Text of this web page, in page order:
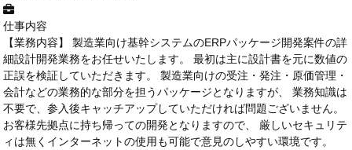
仕事内容
【業務内容】 製造業向け基幹システムのERPパッケージ開発案件の詳
細設計開発業務をお任せいたします。 最初は主に設計書を元に数値の
正誤を検証していただきます。 製造業向けの受注・発注・原価管理・
会計などの業務的な部分を担うパッケージとなりますが、 業務知識は
不要で、参入後キャッチアップしていただければ問題ございません。
お客様先拠点に持ち帰っての開発となりますので、 厳しいセキュリテ
ィは無くインターネットの使用も可能で意見のしやすい環境です。